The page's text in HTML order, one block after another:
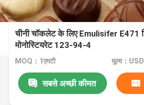
चीनी चॉकलेट के लिए Emulisifer E471
मोनोस्टियरेट 123-94-4
MOQ：1एमटी मूल्य：
सबसे अच्छी कीमत